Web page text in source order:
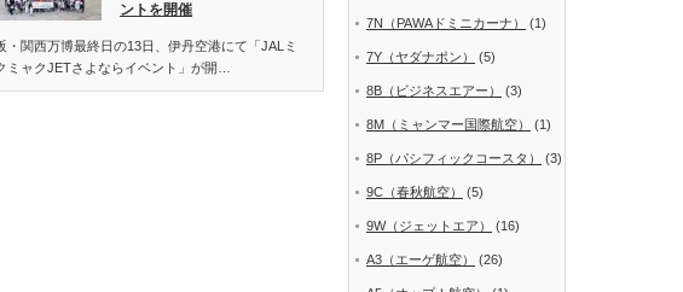
ントを開催
・関西万博最終日の13日、伊丹空港にて「JALミ
ミャクJETさよならイベント」が開…
7N（PAWAドミニカーナ） (1)
7Y（ヤダナポン） (5)
8B（ビジネスエアー） (3)
8M（ミャンマー国際航空） (1)
8P（パシフィックコースタ） (3)
9C（春秋航空） (5)
9W（ジェットエア） (16)
A3（エーゲ航空） (26)